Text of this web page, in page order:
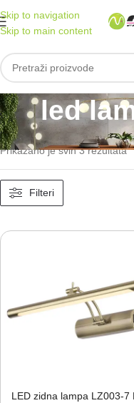
Skip to navigation
Skip to main content
led
Početna/Proizvod označen
Prikazano je svih 3 rezultata
Filteri
LED zidna lampa LZ003-⁠7